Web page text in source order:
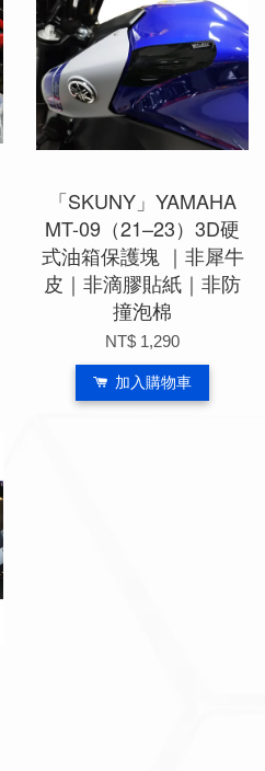
「SKUNY」YAMAHA
MT-09（21–23）3D硬
式油箱保護塊 ｜非犀牛
皮｜非滴膠貼紙｜非防
撞泡棉
NT$ 1,290
加入購物車